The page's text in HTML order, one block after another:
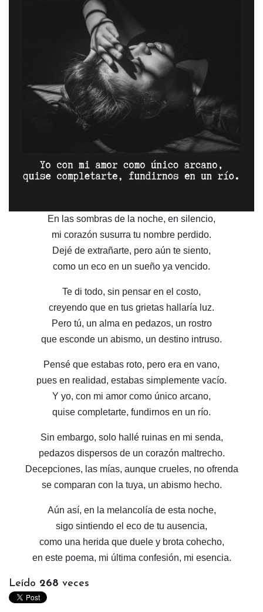
En las sombras de la noche, en silencio,
mi corazón susurra tu nombre perdido.
Dejé de extrañarte, pero aún te siento,
como un eco en un sueño ya vencido.
Te di todo, sin pensar en el costo,
creyendo que en tus grietas hallaría luz.
Pero tú, un alma en pedazos, un rostro
que esconde un abismo, un destino intruso.
Pensé que estabas roto, pero era en vano,
pues en realidad, estabas simplemente vacío.
Y yo, con mi amor como único arcano,
quise completarte, fundirnos en un río.
Sin embargo, solo hallé ruinas en mi senda,
pedazos dispersos de un corazón maltrecho.
Decepciones, las mías, aunque crueles, no ofrenda
se comparan con la tuya, un abismo hecho.
Aún así, en la melancolía de esta noche,
sigo sintiendo el eco de tu ausencia,
como una herida que duele y brota cohecho,
en este poema, mi última confesión, mi esencia.
Leído 268 veces